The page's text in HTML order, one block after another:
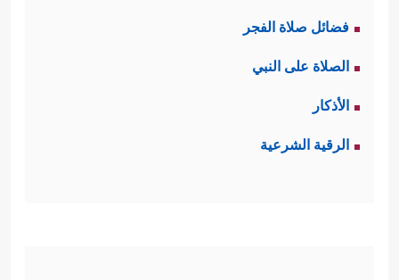
فضائل صلاة الفجر
الصلاة على النبي
الأذكار
الرقية الشرعية